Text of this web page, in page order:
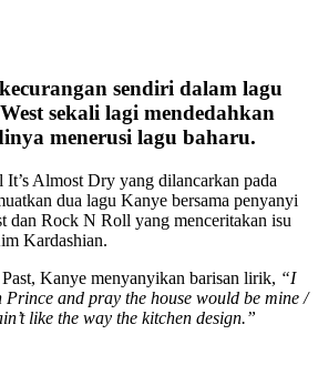
sendiri dalam lagu
sekali lagi mendedahkan
menerusi lagu baharu.
Almost Dry yang dilancarkan pada
dua lagu Kanye bersama penyanyi
dan Rock N Roll yang menceritakan isu
Kardashian.
Kanye menyanyikan barisan lirik, “I
Prince and pray the house would be mine /
like the way the kitchen design.”